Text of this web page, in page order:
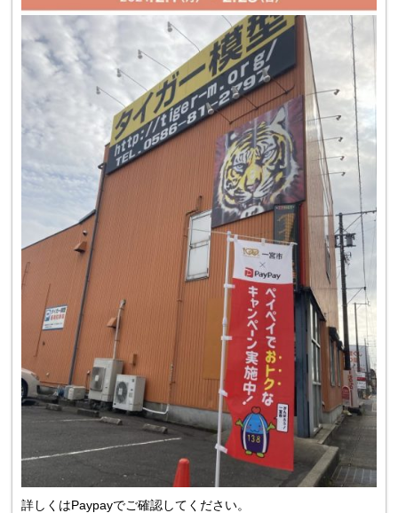
詳しくはPaypayでご確認してください。